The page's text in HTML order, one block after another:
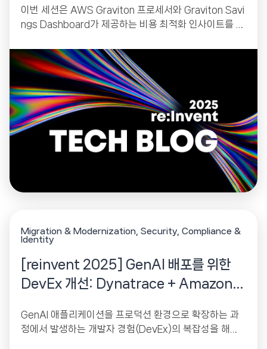
이번 세션은 AWS Graviton 프로세서와 Graviton Savi
ngs Dashboard가 제공하는 비용 최적화 인사이트를 중
과를...
Migration & Modernization Security, Compliance &
Identity
[reinvent 2025] GenAI 배포를 위한
DevEx 개선: Dynatrace + Amazon
GenAI 애플리케이션을 프로덕션 환경으로 확장하는 과
정에서 발생하는 개발자 경험(DevEx)의 복잡성을 해결